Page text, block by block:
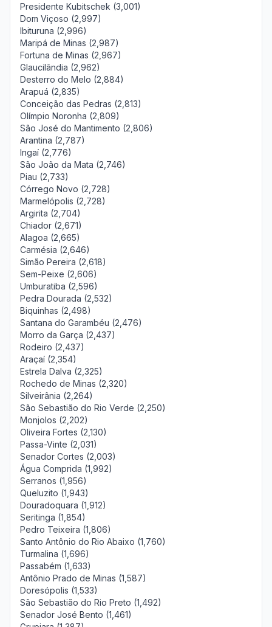
Presidente Kubitschek (3,001)
Dom Viçoso (2,997)
Ibituruna (2,996)
Maripá de Minas (2,987)
Fortuna de Minas (2,967)
Glaucilândia (2,962)
Desterro do Melo (2,884)
Arapuá (2,835)
Conceição das Pedras (2,813)
Olímpio Noronha (2,809)
São José do Mantimento (2,806)
Arantina (2,787)
Ingaí (2,776)
São João da Mata (2,746)
Piau (2,733)
Córrego Novo (2,728)
Marmelópolis (2,728)
Argirita (2,704)
Chiador (2,671)
Alagoa (2,665)
Carmésia (2,646)
Simão Pereira (2,618)
Sem-Peixe (2,606)
Umburatiba (2,596)
Pedra Dourada (2,532)
Biquinhas (2,498)
Santana do Garambéu (2,476)
Morro da Garça (2,437)
Rodeiro (2,437)
Araçaí (2,354)
Estrela Dalva (2,325)
Rochedo de Minas (2,320)
Silveirânia (2,264)
São Sebastião do Rio Verde (2,250)
Monjolos (2,202)
Oliveira Fortes (2,130)
Passa-Vinte (2,031)
Senador Cortes (2,003)
Água Comprida (1,992)
Serranos (1,956)
Queluzito (1,943)
Douradoquara (1,912)
Seritinga (1,854)
Pedro Teixeira (1,806)
Santo Antônio do Rio Abaixo (1,760)
Turmalina (1,696)
Passabém (1,633)
Antônio Prado de Minas (1,587)
Doresópolis (1,533)
São Sebastião do Rio Preto (1,492)
Senador José Bento (1,461)